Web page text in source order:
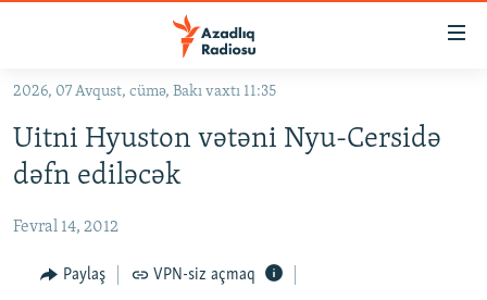
Əsas
qayıt
Əsas
qayıt
#ƏSLINDƏ
FƏRQƏ BAX
2026, 07 Avqust, cümə, Bakı vaxtı 11:35
Uitni Hyuston vətəni Nyu-Cersidə
dəfn ediləcək
Fevral 14, 2012
Paylaş VPN-siz açmaq